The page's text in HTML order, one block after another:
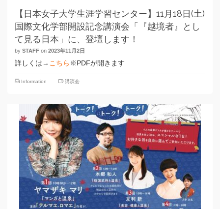
【日本女子大学生涯学習センター】11月18日(土)
国際文化学部開設記念講演会「『越境者』とし
て見る日本」に、登壇します！
by STAFF on 2023年11月2日
詳しくは→ こちら ※PDFが開きます
Information 講演会